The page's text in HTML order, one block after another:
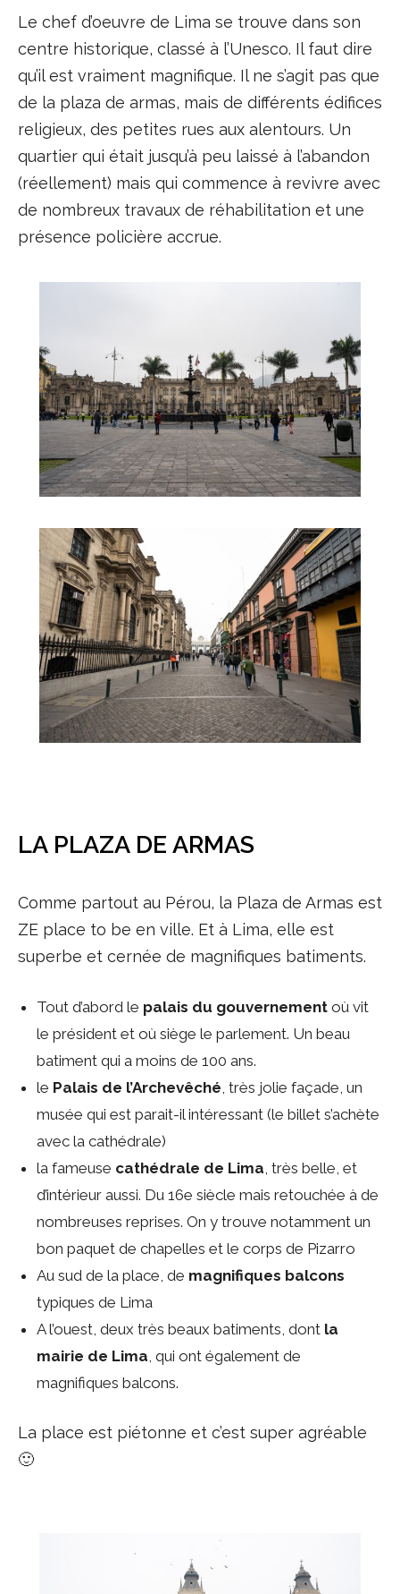
Le chef d’oeuvre de Lima se trouve dans son
centre historique, classé à l’Unesco. Il faut dire
qu’il est vraiment magnifique. Il ne s’agit pas que
de la plaza de armas, mais de différents édifices
religieux, des petites rues aux alentours. Un
quartier qui était jusqu’à peu laissé à l’abandon
(réellement) mais qui commence à revivre avec
de nombreux travaux de réhabilitation et une
présence policière accrue.
LA PLAZA DE ARMAS
Comme partout au Pérou, la Plaza de Armas est
ZE place to be en ville. Et à Lima, elle est
superbe et cernée de magnifiques batiments.
Tout d’abord le palais du gouvernement où vit
le président et où siège le parlement. Un beau
batiment qui a moins de 100 ans.
le Palais de l’Archevêché , très jolie façade, un
musée qui est parait-il intéressant (le billet s’achète
avec la cathédrale)
la fameuse cathédrale de Lima , très belle, et
d’intérieur aussi. Du 16e siècle mais retouchée à de
nombreuses reprises. On y trouve notamment un
bon paquet de chapelles et le corps de Pizarro
Au sud de la place, de magnifiques balcons
typiques de Lima
A l’ouest, deux très beaux batiments, dont la
mairie de Lima , qui ont également de
magnifiques balcons.
La place est piétonne et c’est super agréable
🙂